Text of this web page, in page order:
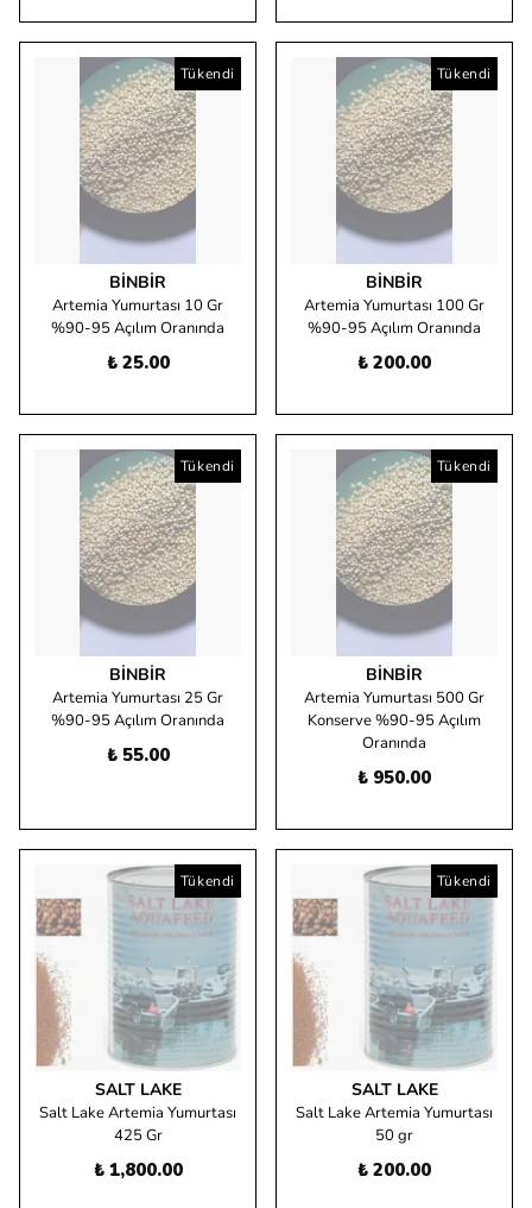
Tükendi
BINBIR
Artemia Yumurtası 10 Gr
%90-95 Açılım Oranında
₺ 25.00
Tükendi
BINBIR
Artemia Yumurtası 100 Gr
%90-95 Açılım Oranında
₺ 200.00
Tükendi
BINBIR
Artemia Yumurtası 25 Gr
%90-95 Açılım Oranında
₺ 55.00
Tükendi
BINBIR
Artemia Yumurtası 500 Gr
Konserve %90-95 Açılım
Oranında
₺ 950.00
Tükendi
SALT LAKE
Salt Lake Artemia Yumurtası
425 Gr
₺ 1,800.00
Tükendi
SALT LAKE
Salt Lake Artemia Yumurtası
50 gr
₺ 200.00